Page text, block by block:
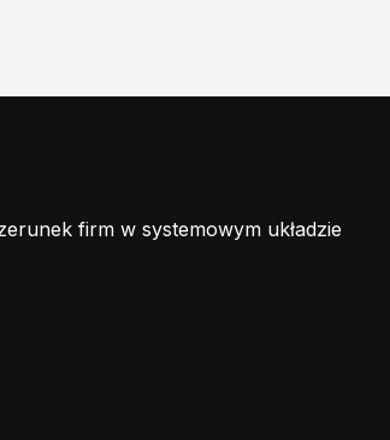
firm w systemowym układzie